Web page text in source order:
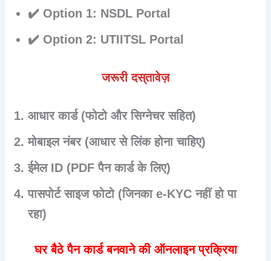
✔️ Option 1: NSDL Portal
✔️ Option 2: UTIITSL Portal
जरूरी दस्तावेज़
आधार कार्ड(फोटो और सिग्नेचर सहित)
मोबाइल नंबर (आधार से लिंक होना चाहिए)
ईमेल ID (PDF पैन कार्ड के लिए)
पासपोर्ट साइज फोटो (जिनका e-KYC नहीं हो पा
रहा)
घर बैठे पैन कार्ड बनवाने की ऑनलाइन प्रक्रिया